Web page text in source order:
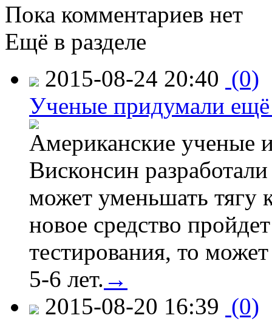
Пока комментариев нет
Ещё в разделе
2015-08-24 20:40 (0)
Ученые придумали ещё
Американские ученые
Висконсин
может уменьшать тягу
новое средство
тестирования, то
5-6 лет. →
2015-08-20 16:39 (0)